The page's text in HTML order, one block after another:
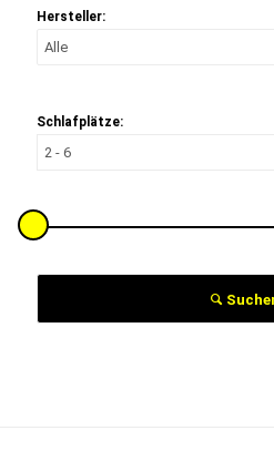
Hersteller:
Schlafplätze: